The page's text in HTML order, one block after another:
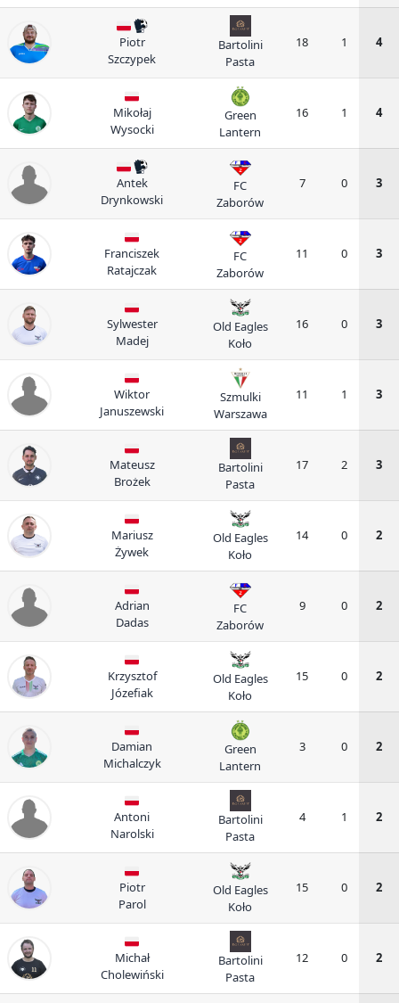
Piotr
Szczypek
Bartolini
Pasta
18 1 4
Mikołaj
Wysocki
Green
Lantern
16 1 4
Antek
Drynkowski
FC
Zaborów
7 0 3
Franciszek
Ratajczak
FC
Zaborów
11 0 3
Sylwester
Madej
Old Eagles
Koło
16 0 3
Wiktor
Januszewski
Szmulki
Warszawa
11 1 3
Mateusz
Brożek
Bartolini
Pasta
17 2 3
Mariusz
Żywek
Old Eagles
Koło
14 0 2
Adrian
Dadas
FC
Zaborów
9 0 2
Krzysztof
Józefiak
Old Eagles
Koło
15 0 2
Damian
Michalczyk
Green
Lantern
3 0 2
Antoni
Narolski
Bartolini
Pasta
4 1 2
Piotr
Parol
Old Eagles
Koło
15 0 2
Michał
Cholewiński
Bartolini
Pasta
12 0 2